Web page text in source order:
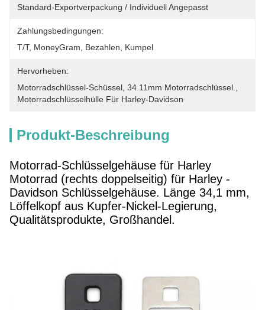
Standard-Exportverpackung / Individuell Angepasst
Zahlungsbedingungen:
T/T, MoneyGram, Bezahlen, Kumpel
Hervorheben:
Motorradschlüssel-Schüssel 34.11mm Motorradschlüssel.
Motorradschlüsselhülle Für Harley-Davidson
Produkt-Beschreibung
Motorrad-Schlüsselgehäuse für Harley
Motorrad (rechts doppelseitig) für Harley -
Davidson Schlüsselgehäuse. Länge 34,1 mm,
Löffelkopf aus Kupfer-Nickel-Legierung,
Qualitätsprodukte, Großhandel.